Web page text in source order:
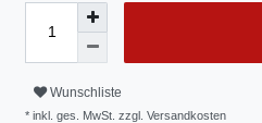
Wunschliste
* inkl. ges. MwSt. zzgl. Versandkosten